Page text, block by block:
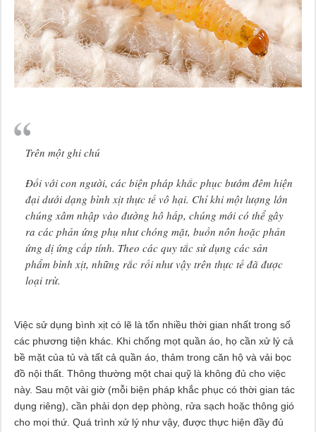
Trên một ghi chú
Đối với con người, các biện pháp khắc phục bướm đêm hiện
đại dưới dạng bình xịt thực tế vô hại. Chỉ khi một lượng lớn
chúng xâm nhập vào đường hô hấp, chúng mới có thể gây
ra các phản ứng phụ như chóng mặt, buồn nôn hoặc phản
ứng dị ứng cấp tính. Theo các quy tắc sử dụng các sản
phẩm bình xịt, những rắc rối như vậy trên thực tế đã được
loại trừ.
Việc sử dụng bình xịt có lẽ là tốn nhiều thời gian nhất trong số
các phương tiện khác. Khi chống mọt quần áo, họ cần xử lý cả
bề mặt của tủ và tất cả quần áo, thảm trong căn hộ và vải bọc
đồ nội thất. Thông thường một chai quỹ là không đủ cho việc
này. Sau một vài giờ (mỗi biện pháp khắc phục có thời gian tác
dụng riêng), cần phải dọn dẹp phòng, rửa sạch hoặc thông gió
cho mọi thứ. Quá trình xử lý như vậy, được thực hiện đầy đủ